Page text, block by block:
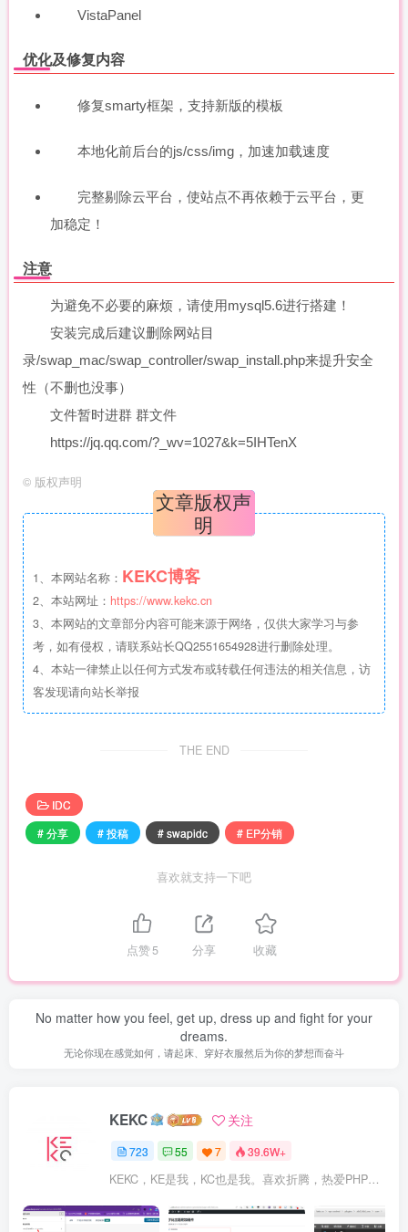
VistaPanel
优化及修复内容
修复smarty框架，支持新版的模板
本地化前后台的js/css/img，加速加载速度
完整剔除云平台，使站点不再依赖于云平台，更
加稳定！
注意
为避免不必要的麻烦，请使用mysql5.6进行搭建！
安装完成后建议删除网站目
录/swap_mac/swap_controller/swap_install.php来提升安全
性（不删也没事）
文件暂时进群 群文件
https://jq.qq.com/?_wv=1027&k=5IHTenX
© 版权声明
文章版权声
明
1、本网站名称： KEKC博客
2、本站网址： https://www.kekc.cn
3、本网站的文章部分内容可能来源于网络，仅供大家学习与参
考，如有侵权，请联系站长QQ2551654928进行删除处理。
4、本站一律禁止以任何方式发布或转载任何违法的相关信息，访
客发现请向站长举报
THE END
IDC
# 分享
# 投稿 # swapidc # EP分销
喜欢就支持一下吧
点赞5 分享 收藏
No matter how you feel, get up, dress up and fight for your
dreams.
无论你现在感觉如何，请起床、穿好衣服然后为你的梦想而奋斗
KEKC 关注
723 55 7 39.6W+
KEKC，KE是我，KC也是我。喜欢折腾，热爱PHP及WordPress，在学go语言，专注于技术与分享，开发过程序，维护过企业网站。